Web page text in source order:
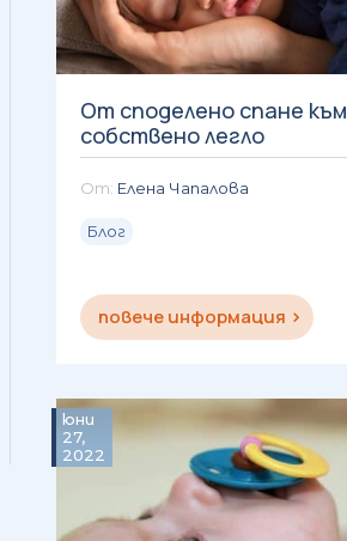
От споделено спане към
собствено легло
Елена Чапалова
Блог
повече информация
юни
27,
2022